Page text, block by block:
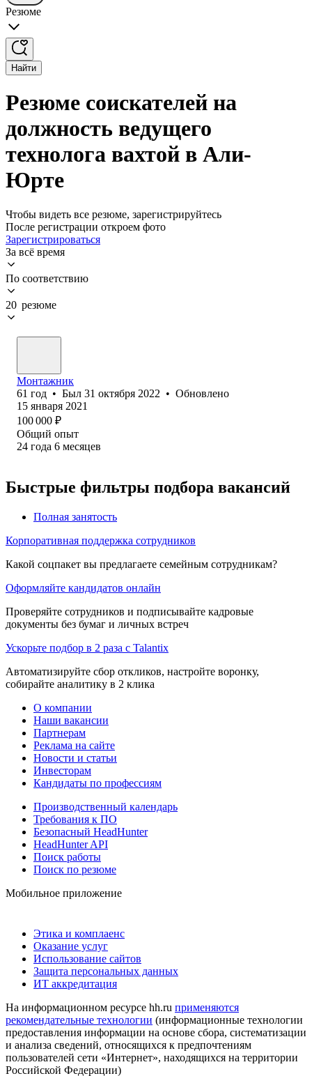
Резюме
Найти
Резюме соискателей на
должность ведущего
технолога вахтой в Али-
Юрте
Чтобы видеть все резюме, зарегистрируйтесь
После регистрации откроем фото
Зарегистрироваться
За всё время
По соответствию
20 резюме
Монтажник
61 год • Был 31 октября 2022 • Обновлено
15 января 2021
100 000 ₽
Общий опыт
24 года 6 месяцев
Быстрые фильтры подбора вакансий
Полная занятость
Корпоративная поддержка сотрудников
Какой соцпакет вы предлагаете семейным сотрудникам?
Оформляйте кандидатов онлайн
Проверяйте сотрудников и подписывайте кадровые
документы без бумаг и личных встреч
Ускорьте подбор в 2 раза с Talantix
Автоматизируйте сбор откликов, настройте воронку,
собирайте аналитику в 2 клика
О компании
Наши вакансии
Партнерам
Реклама на сайте
Новости и статьи
Инвесторам
Кандидаты по профессиям
Производственный календарь
Требования к ПО
Безопасный HeadHunter
HeadHunter API
Поиск работы
Поиск по резюме
Мобильное приложение
Этика и комплаенс
Оказание услуг
Использование сайтов
Защита персональных данных
ИТ аккредитация
На информационном ресурсе hh.ru применяются
рекомендательные технологии (информационные технологии
предоставления информации на основе сбора, систематизации
и анализа сведений, относящихся к предпочтениям
пользователей сети «Интернет», находящихся на территории
Российской Федерации)